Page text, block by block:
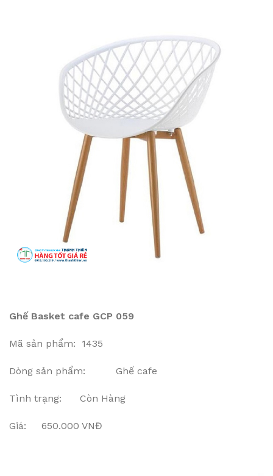
Ghế Basket cafe GCP 059
Mã sản phẩm: 1435
Dòng sản phẩm: Ghế cafe
Tình trạng: Còn Hàng
Giá: 650.000 VNĐ